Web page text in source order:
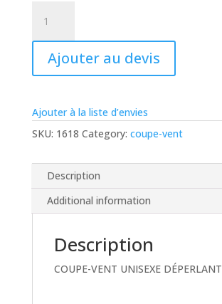
SHIFT
quantity
Ajouter au devis
Ajouter à la liste d’envies
SKU: 1618 Category: coupe-vent
Description
Additional information
Description
COUPE-VENT UNISEXE DÉPERLANT